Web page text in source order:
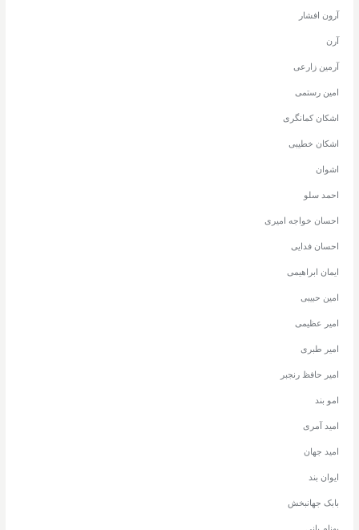
آرون افشار
آرن
آرمین زارعی
امین رستمی
اشکان کمانگری
اشکان خطیبی
اشوان
احمد سلو
احسان خواجه امیری
احسان فدایی
ایمان ابراهیمی
امین حبیبی
امیر عظیمی
امیر طبری
امیر حافظ رنجبر
امو بند
امید آمری
امید جهان
ایوان بند
بابک جهانبخش